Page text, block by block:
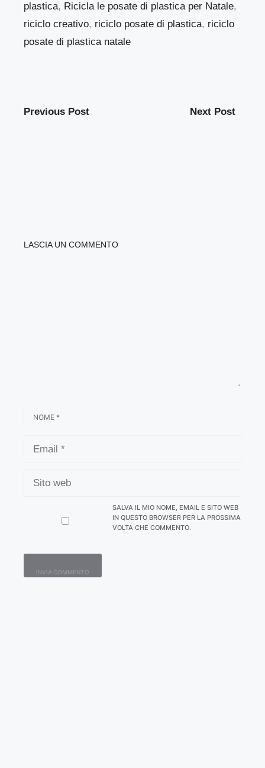
plastica, Ricicla le posate di plastica per Natale,
riciclo creativo, riciclo posate di plastica, riciclo
posate di plastica natale
Previous Post Next Post
LASCIA UN COMMENTO
WEB
SALVA IL MIO NOME, EMAIL E SITO WEB
IN QUESTO BROWSER PER LA PROSSIMA
VOLTA CHE COMMENTO.